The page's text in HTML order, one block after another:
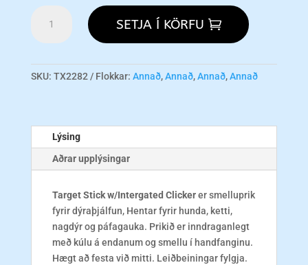
Stick
-
SETJA Í KÖRFU
SKU: TX2282 Flokkar: Annað,Annað,Annað,Annað
Lýsing
Aðrar upplýsingar
Target Stick w/Intergated Clickerer smelluprik
fyrir dýraþjálfun, Hentar fyrir hunda, ketti,
nagdýr og páfagauka. Prikið er inndraganlegt
með kúlu á endanum og smellu í handfanginu.
Hægt að festa við mitti. Leiðbeiningar fylgja.